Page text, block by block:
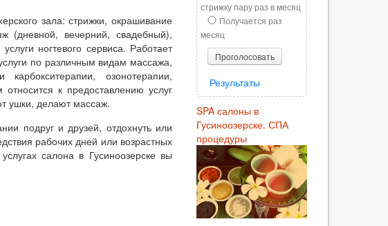
зала: стрижки, окрашивание
(дневной, вечерний, свадебный),
ногтевого сервиса. Работает
по различным видам массажа,
озонотерапии,
к предоставлению услуг
ушки, делают массаж.
подруг и друзей, отдохнуть или
рабочих дней или возрастных
салона в Гусиноозерске вы
стрижку пару раз в месяц
Получается раз
месяц
Проголосовать
Результаты
SPA салоны в
Гусиноозерске. СПА
процедуры